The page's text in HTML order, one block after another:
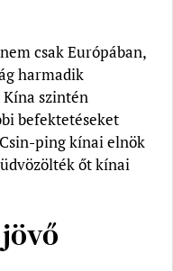
csak Európában,
harmadik
szintén
befektetéseket
ping kínai elnök
őt kínai